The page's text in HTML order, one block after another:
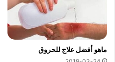
ماهو أفضل علاج للحروق